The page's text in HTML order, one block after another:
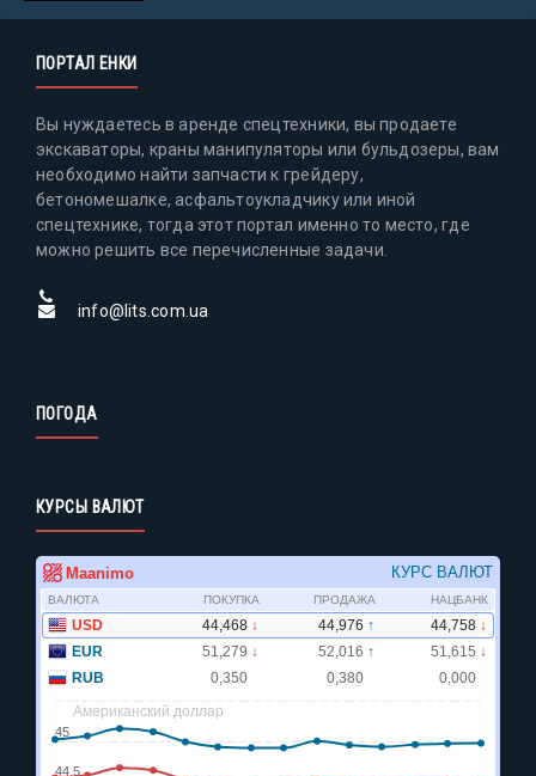
ПОРТАЛ ЕНКИ
Вы нуждаетесь в аренде спецтехники, вы продаете
экскаваторы, краны манипуляторы или бульдозеры, вам
необходимо найти запчасти к грейдеру,
бетономешалке, асфальтоукладчику или иной
спецтехнике, тогда этот портал именно то место, где
можно решить все перечисленные задачи.
info@lits.com.ua
ПОГОДА
КУРСЫ ВАЛЮТ